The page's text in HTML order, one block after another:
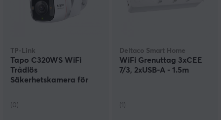
TP-Link
Tapo C320WS WiFi
Trådlös
Säkerhetskamera för
(0)
Deltaco Smart Home
WiFi Grenuttag 3xCEE
7/3, 2xUSB-A - 1.5m
(1)